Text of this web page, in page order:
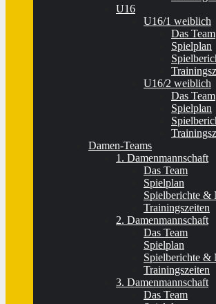
U16
U16/1 weiblich
Das Team
Spielplan
U16/2 weiblich
Das Team
Spielplan
Damen-Teams
1. Damenmannschaft
Das Team
Spielplan
Spielberichte &
Trainingszeiten
2. Damenmannschaft
Das Team
Spielplan
Spielberichte &
Trainingszeiten
3. Damenmannschaft
Das Team